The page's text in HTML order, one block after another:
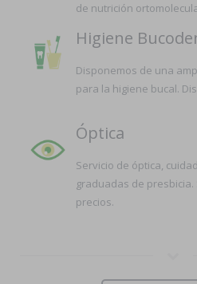
de nutrición
Higiene
Disponemos de una
para la higiene bucal.
Óptica
Servicio de óptica,
graduadas de
precios.